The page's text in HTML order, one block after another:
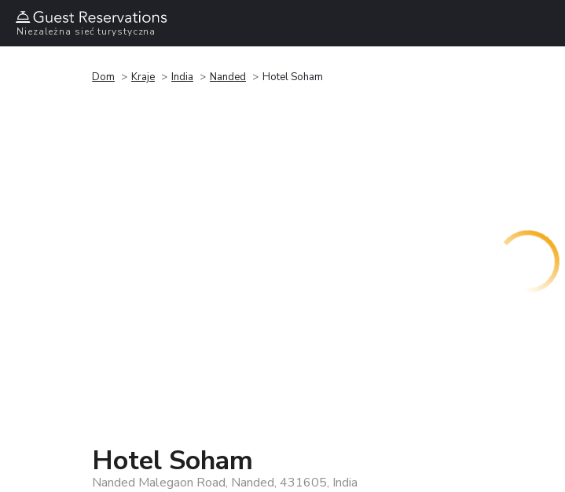
Niezależna sieć turystyczna
Dom Kraje India Nanded Hotel Soham
Hotel Soham
Nanded Malegaon Road, Nanded, 431605, India